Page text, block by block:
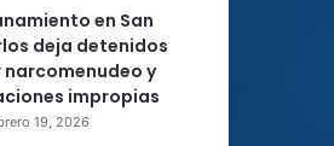
en San
deja detenidos
narcomenudeo y
impropias
19, 2026